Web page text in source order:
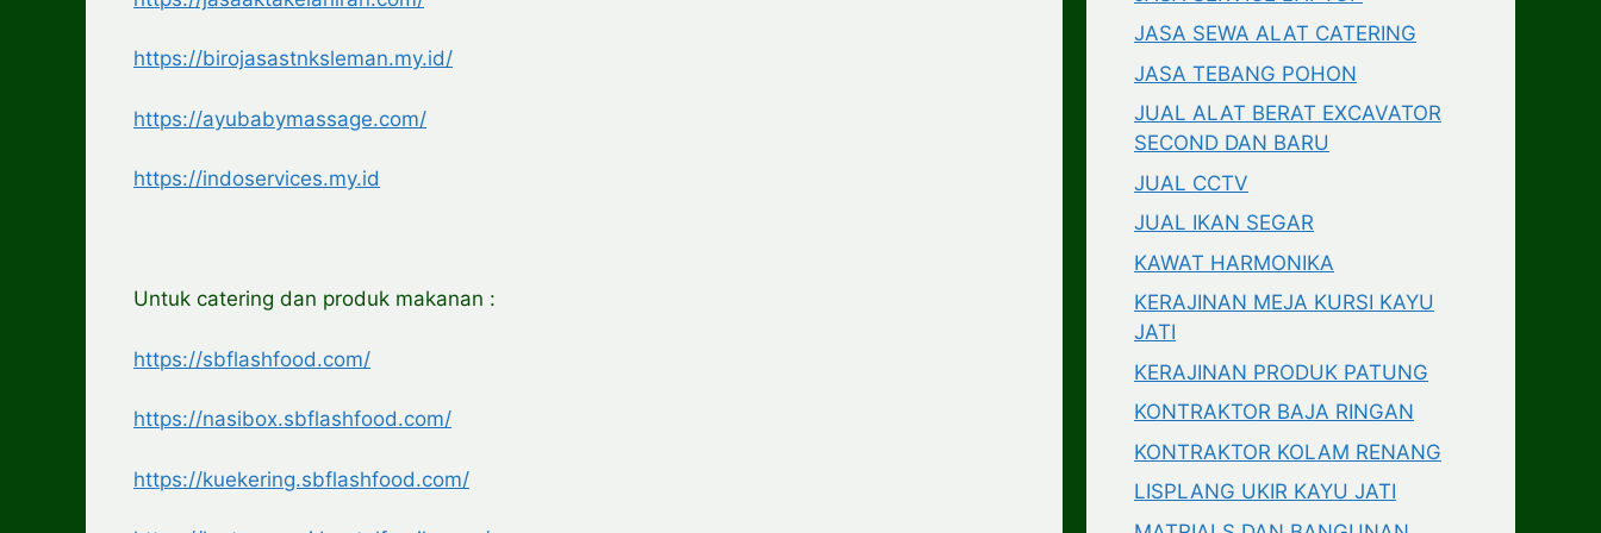
https://birojasastnksleman.my.id/
https://ayubabymassage.com/
https://indoservices.my.id
Untuk catering dan produk makanan :
https://sbflashfood.com/
https://nasibox.sbflashfood.com/
https://kuekering.sbflashfood.com/
JASA SEWA ALAT CATERING
JASA TEBANG POHON
JUAL ALAT BERAT EXCAVATOR
SECOND DAN BARU
JUAL CCTV
JUAL IKAN SEGAR
KAWAT HARMONIKA
KERAJINAN MEJA KURSI KAYU
JATI
KERAJINAN PRODUK PATUNG
KONTRAKTOR BAJA RINGAN
KONTRAKTOR KOLAM RENANG
LISPLANG UKIR KAYU JATI